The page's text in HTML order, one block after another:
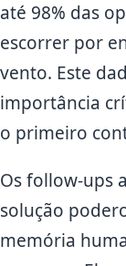
até 98% das
escorrer por
vento. Este
importância
o primeiro
Os follow-ups
solução
memória